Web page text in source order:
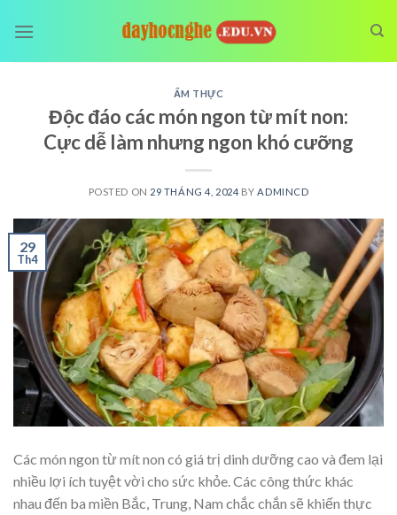
ẨM THỰC
Độc đáo các món ngon từ mít non:
Cực dễ làm nhưng ngon khó cưỡng
POSTED ON 29 THÁNG 4, 2024 BY ADMINCD
29
Th4
Các món ngon từ mít non có giá trị dinh dưỡng cao và đem lại
nhiều lợi ích tuyệt vời cho sức khỏe. Các công thức khác
nhau đến ba miền Bắc, Trung, Nam chắc chắn sẽ khiến thực